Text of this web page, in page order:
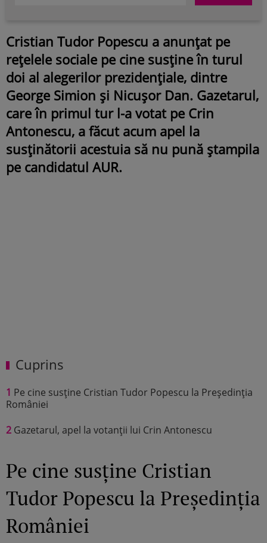
Cristian Tudor Popescu a anunțat pe
rețelele sociale pe cine susține în turul
doi al alegerilor prezidențiale, dintre
George Simion și Nicușor Dan. Gazetarul,
care în primul tur l-a votat pe Crin
Antonescu, a făcut acum apel la
susținătorii acestuia să nu pună ștampila
pe candidatul AUR.
Cuprins
1 Pe cine susține Cristian Tudor Popescu la Președinția
României
2 Gazetarul, apel la votanții lui Crin Antonescu
Pe cine susține Cristian
Tudor Popescu la Președinția
României